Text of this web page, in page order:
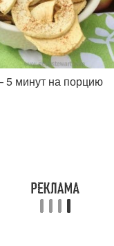
минут на порцию